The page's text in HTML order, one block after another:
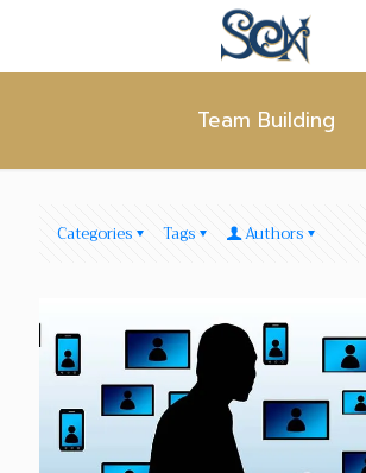
Team Building
Categories Tags Authors